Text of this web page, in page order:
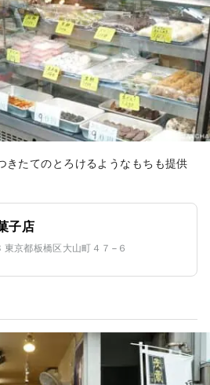
きたてのとろけるようなもちも提供
子店
京都板橋区大山町４７−６